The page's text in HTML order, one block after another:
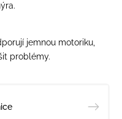
jemnou motoriku,
problémy.